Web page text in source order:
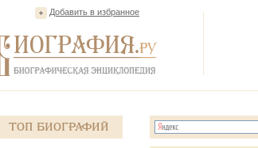
Добавить в избранное
Топ Биографий